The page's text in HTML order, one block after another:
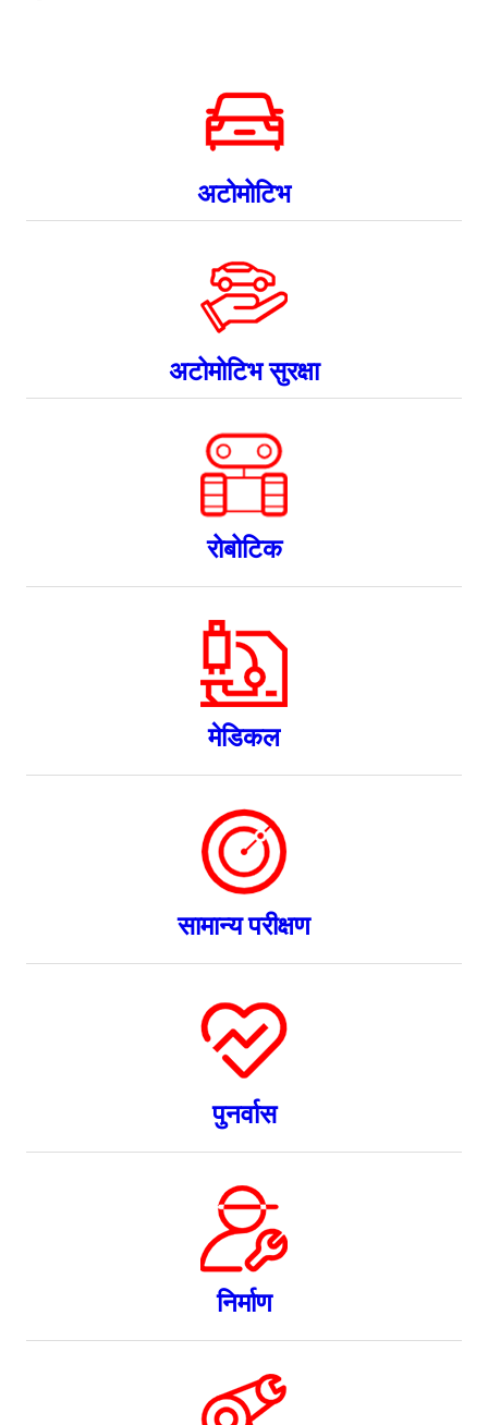
अटोमोटिभ
अटोमोटिभ सुरक्षा
रोबोटिक
मेडिकल
सामान्य परीक्षण
पुनर्वास
निर्माण